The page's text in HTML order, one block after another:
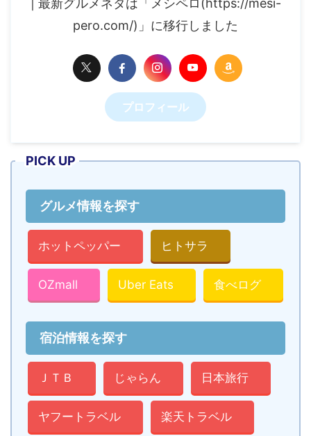
| 最新グルメネタは「メシペロ(https://mesi-
pero.com/)」に移行しました
プロフィール
PICK UP
グルメ情報を探す
ホットペッパー ヒトサラ
OZmall Uber Eats 食べログ
宿泊情報を探す
ＪＴＢ じゃらん 日本旅行
ヤフートラベル 楽天トラベル